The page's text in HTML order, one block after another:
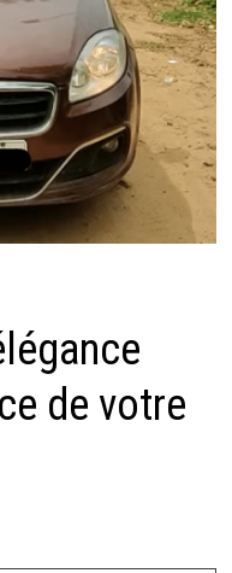
de votre